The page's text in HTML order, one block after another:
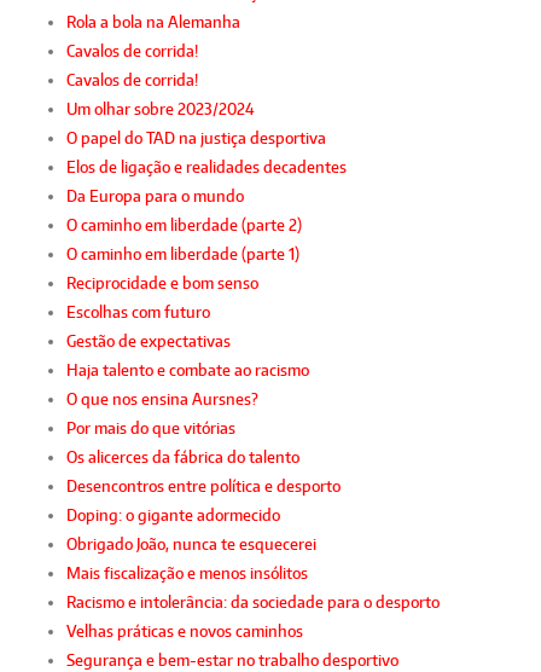
Rola a bola na Alemanha
Cavalos de corrida!
Cavalos de corrida!
Um olhar sobre 2023/2024
O papel do TAD na justiça desportiva
Elos de ligação e realidades decadentes
Da Europa para o mundo
O caminho em liberdade (parte 2)
O caminho em liberdade (parte 1)
Reciprocidade e bom senso
Escolhas com futuro
Gestão de expectativas
Haja talento e combate ao racismo
O que nos ensina Aursnes?
Por mais do que vitórias
Os alicerces da fábrica do talento
Desencontros entre política e desporto
Doping: o gigante adormecido
Obrigado João, nunca te esquecerei
Mais fiscalização e menos insólitos
Racismo e intolerância: da sociedade para o desporto
Velhas práticas e novos caminhos
Segurança e bem-estar no trabalho desportivo